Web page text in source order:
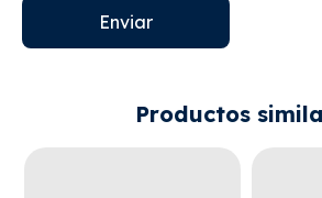
Enviar
Productos